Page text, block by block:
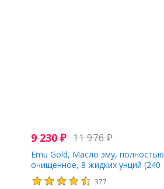
9 230 ₽ 11 976₽
Emu Gold, Масло эму, полностью
очищенное, 8 жидких унций (240
мл)
377